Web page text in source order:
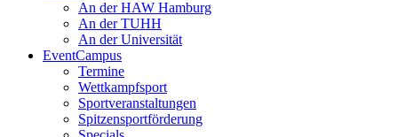
An der HAW Hamburg
An der TUHH
An der Universität
EventCampus
Termine
Wettkampfsport
Sportveranstaltungen
Spitzensportförderung